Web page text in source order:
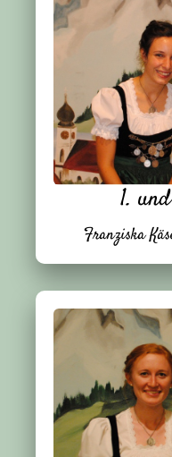
1.
Franziska